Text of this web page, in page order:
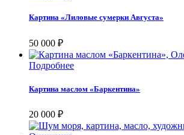
Картина «Лиловые сумерки Августа»
50 000 ₽
Подробнее
Картина маслом «Баркентина»
20 000 ₽